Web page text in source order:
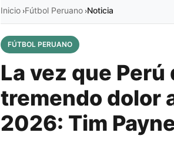
Inicio ›Fútbol Peruano ›Noticia
FÚTBOL PERUANO
La vez que
tremendo dolor
2026: Tim